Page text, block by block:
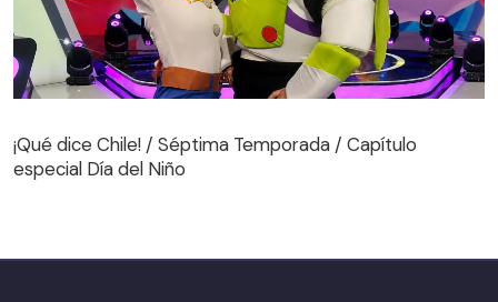
especial Día del Niño
¡Qué dice Chile! / Séptima Temporada / Capítulo
especial Día del Niño